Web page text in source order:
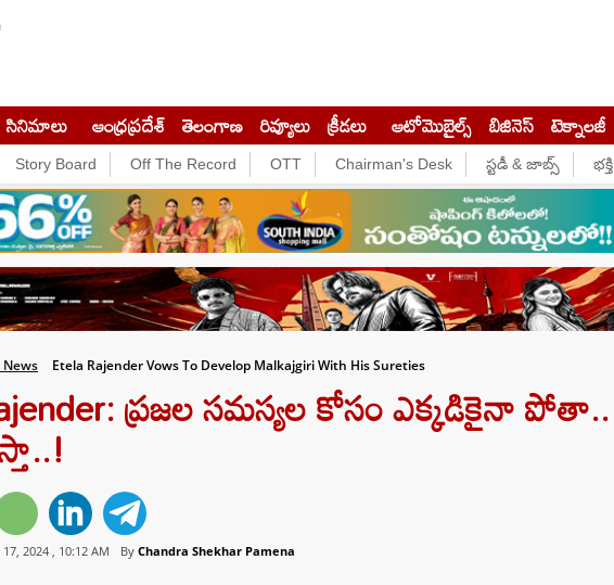
సినిమాలు ఆంధ్రప్రదేశ్ తెలంగాణ రివ్యూలు క్రీడలు ఆటోమొబైల్స్ బిజినెస్‌ టెక్నాలజీ
Story Board Off The Record OTT Chairman's Desk స్టడీ & జాబ్స్ భక్తి
Etela Rajender Vows To Develop Malkajgiri With His Sureties
ప్రజల సమస్యల కోసం ఎక్కడికైనా పోతా..
2024 , 10:12 AM By Chandra Shekhar Pamena